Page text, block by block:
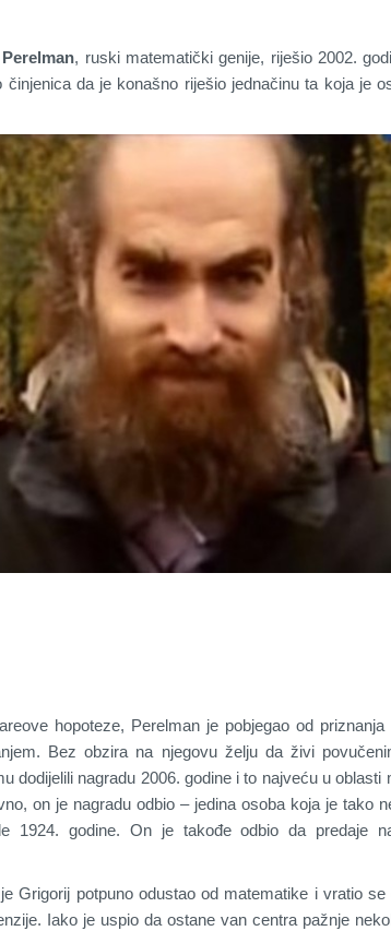
, ruski matematički genije, riješio 2002.
činjenica da je konašno riješio jednačinu ta koja je
hopoteze, Perelman je pobjegao od priznanja
Bez obzira na njegovu želju da živi
dodijelili nagradu 2006. godine i to najveću u oblasti
on je nagradu odbio – jedina osoba koja je tako
1924. godine. On je takođe odbio da predaje
Grigorij potpuno odustao od matematike i vratio
Iako je uspio da ostane van centra pažnje